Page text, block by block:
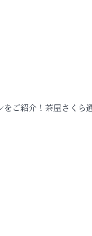
ご紹介！茶屋さくら